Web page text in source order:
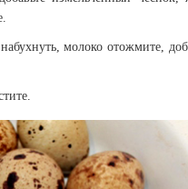
молоко отожмите,